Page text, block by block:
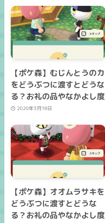
【ポケ森】むじんとうのカ
をどうぶつに渡すとどうな
る？お礼の品やなかよし度
2020年3月18日
【ポケ森】オオムラサキを
どうぶつに渡すとどうな
る？お礼の品やなかよし度